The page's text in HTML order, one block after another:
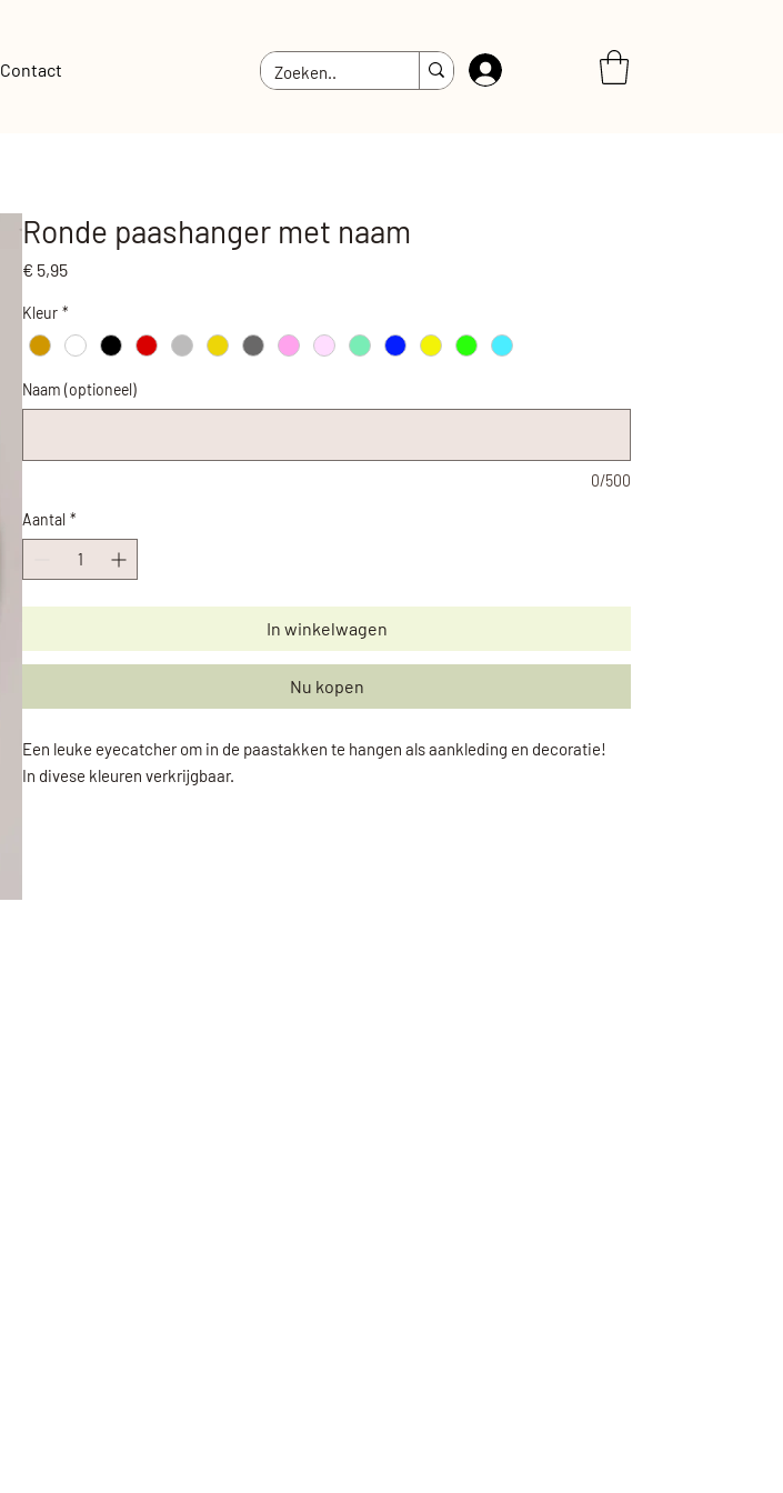
Contact Inloggen
Ronde paashanger met naam
€ 5,95Prijs
Kleur *
Naam (optioneel)
0/500
Aantal *
In winkelwagen
Nu kopen
Een leuke eyecatcher om in de paastakken te hangen als aankleding en decoratie!
In divese kleuren verkrijgbaar.